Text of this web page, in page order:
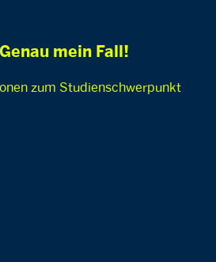
mein Fall!
zum Studienschwerpunkt